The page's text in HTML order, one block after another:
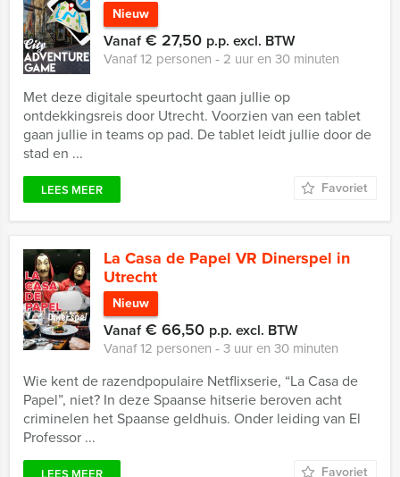
Nieuw
Vanaf€ 27,50 p.p. excl. BTW
Vanaf 12 personen ‐ 2 uur en 30 minuten
Met deze digitale speurtocht gaan jullie op
ontdekkingsreis door Utrecht. Voorzien van een tablet
gaan jullie in teams op pad. De tablet leidt jullie door de
stad en ...
LEES MEER Favoriet
La Casa de Papel VR Dinerspel in
Utrecht
Nieuw
Vanaf€ 66,50 p.p. excl. BTW
Vanaf 12 personen ‐ 3 uur en 30 minuten
Wie kent de razendpopulaire Netflixserie, “La Casa de
Papel”, niet? In deze Spaanse hitserie beroven acht
criminelen het Spaanse geldhuis. Onder leiding van El
Professor ...
Favoriet